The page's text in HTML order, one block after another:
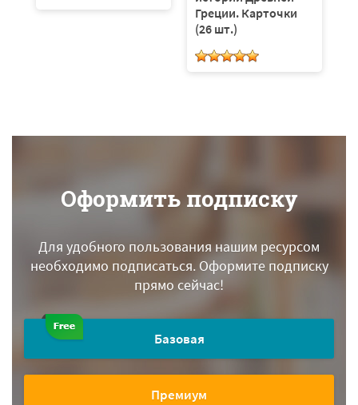
Греции. Карточки
(26 шт.)
Оформить подписку
Для удобного пользования нашим ресурсом
необходимо подписаться.Оформите подписку
прямо сейчас!
Базовая
Премиум